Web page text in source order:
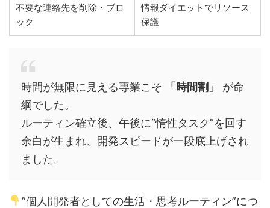
不要な連絡先を削除・ブロ
ック
情報ダイエットでリソース
保護
時間が無限に見える専業こそ 「時間割」
が命
綱でした。
ルーティン確立後、午後に“惰性タスク”を回す
余白が生まれ、開発スピードが一段底上げされ
ました。
”個人開発者としての生活・思考ルーティン”につ